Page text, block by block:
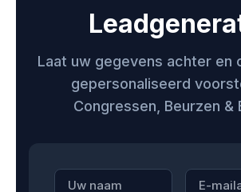
Laat uw gegevens achter en
gepersonaliseerd
Congressen, Beurzen &